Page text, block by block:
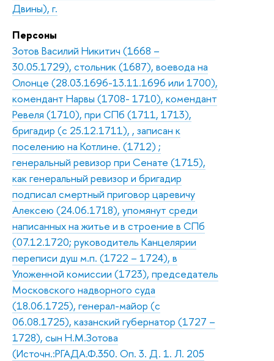
Двины), г.
Персоны
Зотов Василий Никитич (1668 –
30.05.1729), стольник (1687), воевода на
Олонце (28.03.1696-13.11.1696 или 1700),
комендант Нарвы (1708- 1710), комендант
Ревеля (1710), при СПб (1711, 1713),
бригадир (с 25.12.1711), , записан к
поселению на Котлине. (1712) ;
генеральный ревизор при Сенате (1715),
как генеральный ревизор и бригадир
подписал смертный приговор царевичу
Алексею (24.06.1718), упомянут среди
написанных на житье и в строение в СПб
(07.12.1720; руководитель Канцелярии
переписи душ м.п. (1722 – 1724), в
Уложенной комиссии (1723), председатель
Московского надворного суда
(18.06.1725), генерал-майор (с
06.08.1725), казанский губернатор (1727 –
1728), сын Н.М.Зотова
(Источн.:РГАДА.Ф.350. Оп. 3. Д. 1. Л. 205